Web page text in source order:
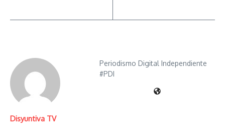
Disyuntiva TV
Periodismo Digital Independiente
#PDI